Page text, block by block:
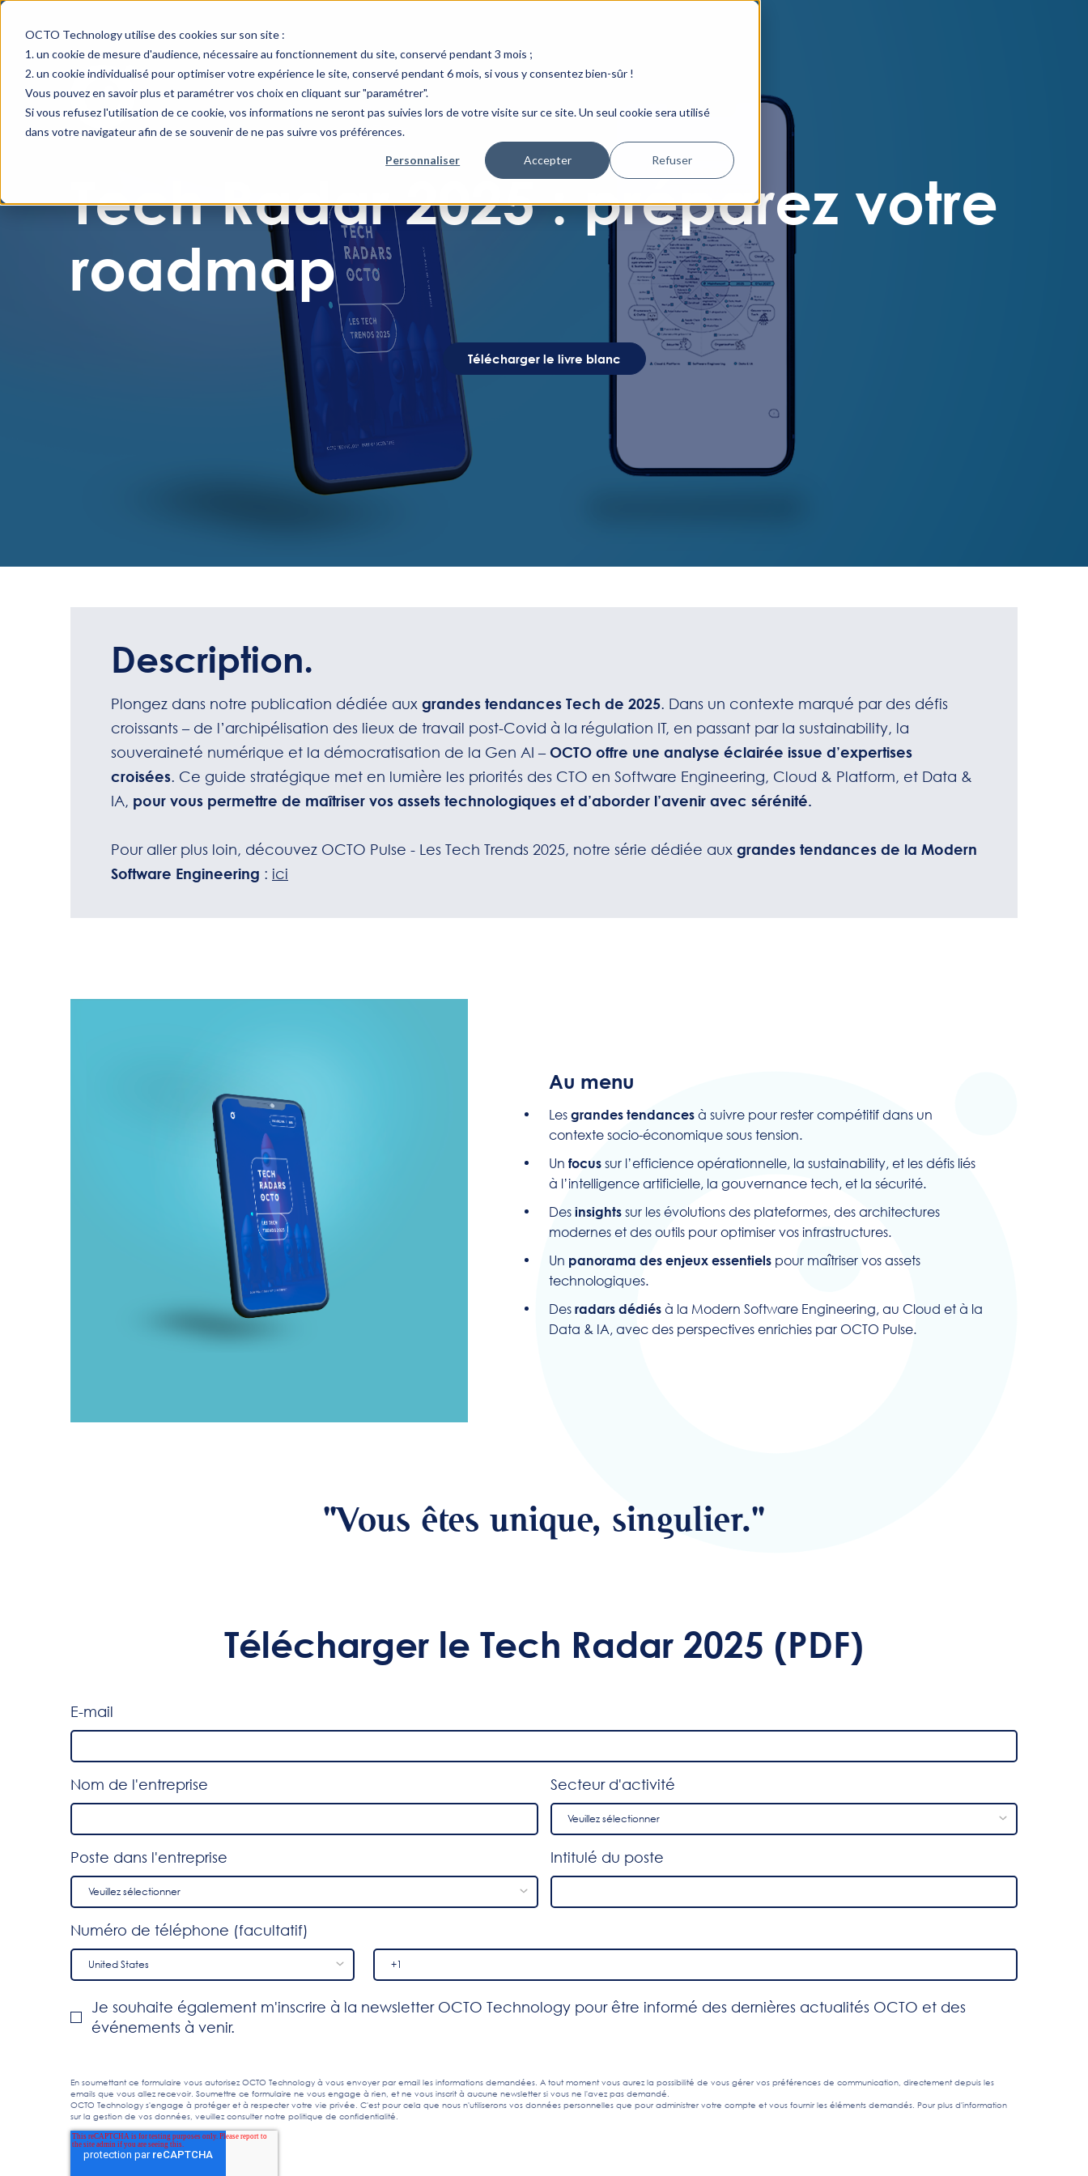
OCTO Technology utilise des cookies sur son site :
un cookie de mesure d'audience, nécessaire au fonctionnement du site, conservé pendant 3 mois ;
un cookie individualisé pour optimiser votre expérience le site, conservé pendant 6 mois, si vous y consentez bien-sûr !
Vous pouvez en savoir plus et paramétrer vos choix en cliquant sur "paramétrer".
Si vous refusez l'utilisation de ce cookie, vos informations ne seront pas suivies lors de votre visite sur ce site. Un seul cookie sera utilisé
dans votre navigateur afin de se souvenir de ne pas suivre vos préférences.
Personnaliser Accepter Refuser
Tech Radar 2025 : préparez votre
roadmap
Télécharger le livre blanc
Description.
Plongez dans notre publication dédiée aux grandes tendances Tech de 2025. Dans un contexte marqué par des défis
croissants – de l’archipélisation des lieux de travail post-Covid à la régulation IT, en passant par la sustainability, la
souveraineté numérique et la démocratisation de la Gen AI –OCTO offre une analyse éclairée issue d’expertises
croisées. Ce guide stratégique met en lumière les priorités des CTO en Software Engineering, Cloud & Platform, et Data &
IA, pour vous permettre de maîtriser vos assets technologiques et d’aborder l’avenir avec sérénité.
Pour aller plus loin, découvez OCTO Pulse - Les Tech Trends 2025, notre série dédiée aux grandes tendances de la Modern
Software Engineering : ici
Au menu
Lesgrandes tendances à suivre pour rester compétitif dans un
contexte socio-économique sous tension.
Unfocus sur l’efficience opérationnelle, la sustainability, et les défis liés
à l’intelligence artificielle, la gouvernance tech, et la sécurité.
Desinsights sur les évolutions des plateformes, des architectures
modernes et des outils pour optimiser vos infrastructures.
Un panorama des enjeux essentiels pour maîtriser vos assets
technologiques.
Desradars dédiés à la Modern Software Engineering, au Cloud et à la
Data & IA, avec des perspectives enrichies par OCTO Pulse.
"Vous êtes unique, singulier."
Télécharger le Tech Radar 2025 (PDF)
E-mail
Nom de l'entreprise Secteur d'activité
Poste dans l'entreprise Intitulé du poste
Numéro de téléphone (facultatif)
Je souhaite également m'inscrire à la newsletter OCTO Technology pour être informé des dernières actualités OCTO et des
événements à venir.
En soumettant ce formulaire vous autorisez OCTO Technology à vous envoyer par email les informations demandées. A tout moment vous aurez la possibilité de vous gérer vos préférences de communication, directement depuis les
emails que vous allez recevoir. Soumettre ce formulaire ne vous engage à rien, et ne vous inscrit à aucune newsletter si vous ne l'avez pas demandé.
OCTO Technology s'engage à protéger et à respecter votre vie privée. C'est pour cela que nous n'utiliserons vos données personnelles que pour administrer votre compte et vous fournir les éléments demandés. Pour plus d'information
sur la gestion de vos données, veuillez consulter notre politique de confidentialité.